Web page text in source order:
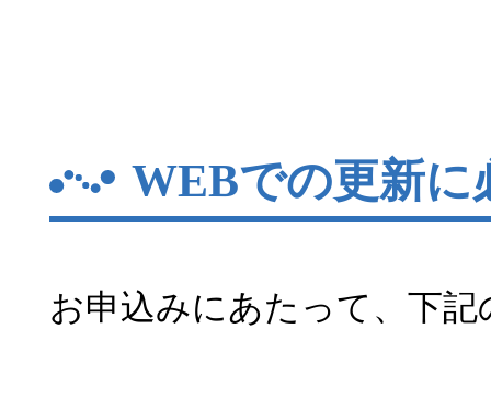
WEBでの更新に
お申込みにあたって、下